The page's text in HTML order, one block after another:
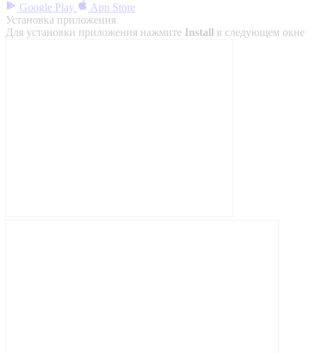
Google Play
App Store
Установка приложения
Для установки приложения нажмите Install в следующем окне